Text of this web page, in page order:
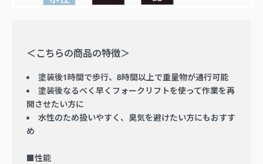
＜こちらの商品の特徴＞
塗装後1時間で歩行、8時間以上で重量物が通行可能
塗装後なるべく早くフォークリフトを使って作業を再
開させたい方に
水性のため扱いやすく、臭気を避けたい方にもおすす
め
■性能